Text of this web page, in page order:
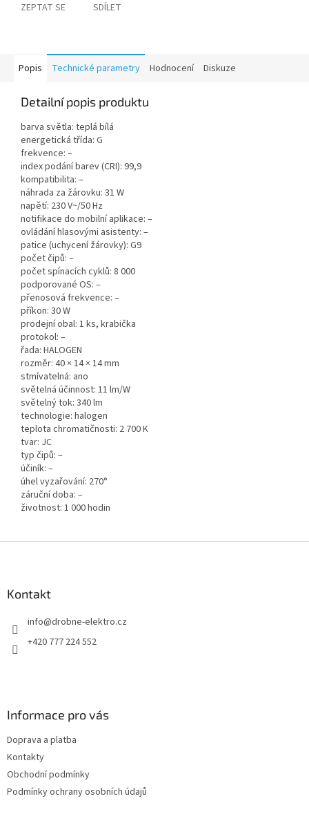
ZEPTAT SE SDÍLET
Popis Technické parametry Hodnocení Diskuze
Detailní popis produktu
barva světla: teplá bílá
energetická třída: G
frekvence: –
index podání barev (CRI): 99,9
kompatibilita: –
náhrada za žárovku: 31 W
napětí: 230 V~/50 Hz
notifikace do mobilní aplikace: –
ovládání hlasovými asistenty: –
patice (uchycení žárovky): G9
počet čipů: –
počet spínacích cyklů: 8 000
podporované OS: –
přenosová frekvence: –
příkon: 30 W
prodejní obal: 1 ks, krabička
protokol: –
řada: HALOGEN
rozměr: 40 × 14 × 14 mm
stmívatelná: ano
světelná účinnost: 11 lm/W
světelný tok: 340 lm
technologie: halogen
teplota chromatičnosti: 2 700 K
tvar: JC
typ čipů: –
účiník: –
úhel vyzařování: 270°
záruční doba: –
životnost: 1 000 hodin
Kontakt
info@drobne-elektro.cz
+420 777 224 552
Informace pro vás
Doprava a platba
Kontakty
Obchodní podmínky
Podmínky ochrany osobních údajů